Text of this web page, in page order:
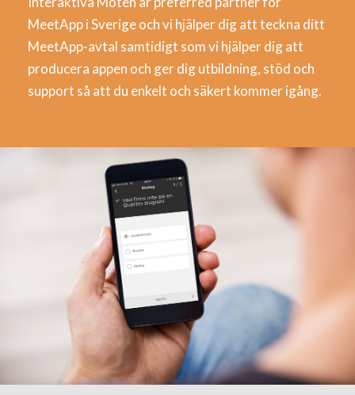
MeetApp i Sverige och vi hjälper dig att teckna ditt
MeetApp-avtal samtidigt som vi hjälper dig att
producera appen och ger dig utbildning, stöd och
support så att du enkelt och säkert kommer igång.